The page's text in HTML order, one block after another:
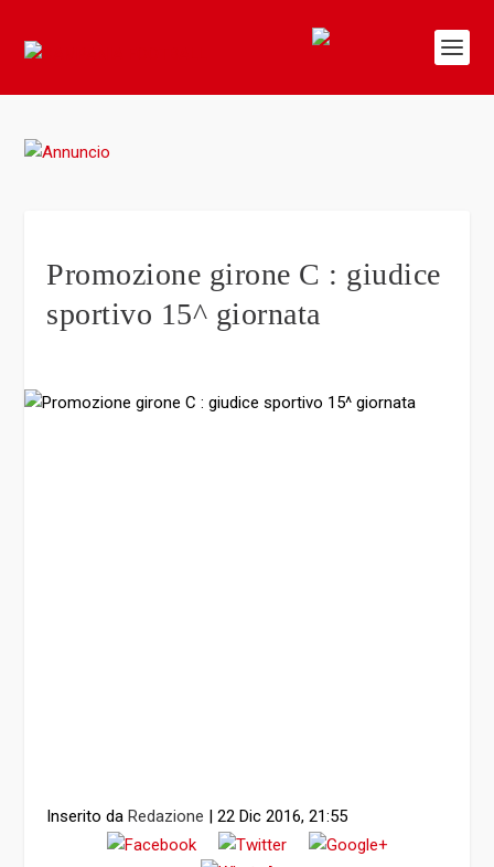
Promozione girone C : giudice
sportivo 15^ giornata
Inserito daRedazione |22 Dic 2016, 21:55